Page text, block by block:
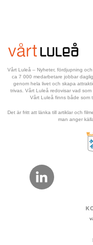
Vårt Luleå – Nyheter, fördjupning
ca 7 000 medarbetare jobbar
genom hela livet och skapa
trivas. Vårt Luleå redovisar vad
Vårt Luleå finns både som
Det är fritt att länka till artiklar och
man anger